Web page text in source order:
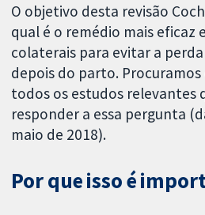
O objetivo desta revisão
qual é o remédio mais eficaz
colaterais para evitar a perda
depois do parto.
todos os estudos relevantes
responder a essa pergunta
maio de 2018).
Por que isso é